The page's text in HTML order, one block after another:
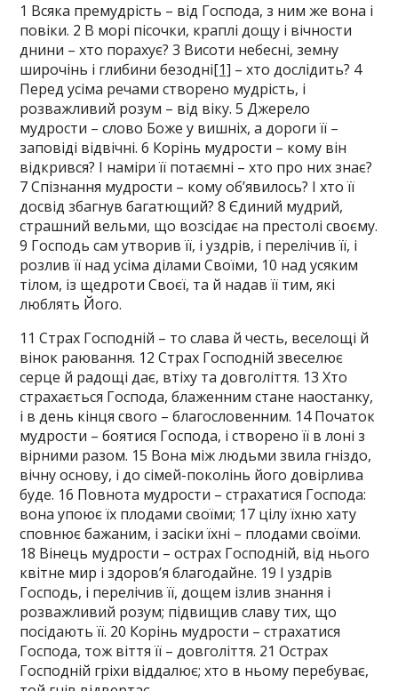
1 Всяка премудрість – від Господа, з ним же вона і
повіки. 2 В морі пісочки, краплі дощу і вічности
днини – хто порахує? 3 Висоти небесні, земну
широчінь і глибини безодні[1] – хто дослідить? 4
Перед усіма речами створено мудрість, і
розважливий розум – від віку. 5 Джерело
мудрости – слово Боже у вишніх, а дороги її –
заповіді відвічні. 6 Корінь мудрости – кому він
відкрився? І наміри її потаємні – хто про них знає?
7 Спізнання мудрости – кому об’явилось? І хто її
досвід збагнув багатющий? 8 Єдиний мудрий,
страшний вельми, що возсідає на престолі своєму.
9 Господь сам утворив її, і уздрів, і перелічив її, і
розлив її над усіма ділами Своїми, 10 над усяким
тілом, із щедроти Своєї, та й надав її тим, які
люблять Його.
11 Страх Господній – то слава й честь, веселощі й
вінок раювання. 12 Страх Господній звеселює
серце й радощі дає, втіху та довголіття. 13 Хто
страхається Господа, блаженним стане наостанку,
і в день кінця свого – благословенним. 14 Початок
мудрости – боятися Господа, і створено її в лоні з
вірними разом. 15 Вона між людьми звила гніздо,
вічну основу, і до сімей-поколінь його довірлива
буде. 16 Повнота мудрости – страхатися Господа:
вона упоює їх плодами своїми; 17 цілу їхню хату
сповнює бажаним, і засіки їхні – плодами своїми.
18 Вінець мудрости – острах Господній, від нього
квітне мир і здоров’я благодайне. 19 І уздрів
Господь, і перелічив її, дощем ізлив знання і
розважливий розум; підвищив славу тих, що
посідають її. 20 Корінь мудрости – страхатися
Господа, тож віття її – довголіття. 21 Острах
Господній гріхи віддалює; хто в ньому перебуває,